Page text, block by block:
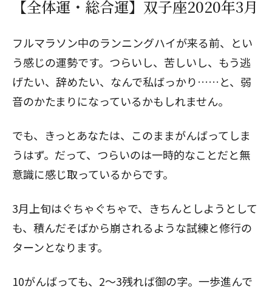
【全体運・総合運】双子座2020年3月
フルマラソン中のランニングハイが来る前、とい
う感じの運勢です。つらいし、苦しいし、もう逃
げたい、辞めたい、なんで私ばっかり……と、弱
音のかたまりになっているかもしれません。
でも、きっとあなたは、このままがんばってしま
うはず。だって、つらいのは一時的なことだと無
意識に感じ取っているからです。
3月上旬はぐちゃぐちゃで、きちんとしようとして
も、積んだそばから崩されるような試練と修行の
ターンとなります。
10がんばっても、2～3残れば御の字。一歩進んで